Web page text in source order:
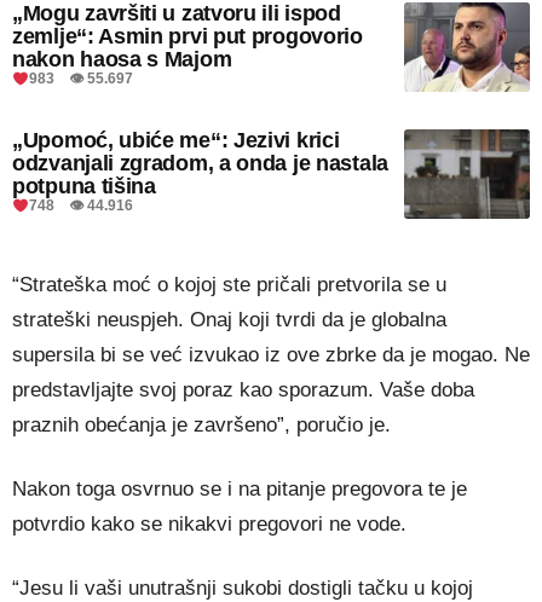
„Mogu završiti u zatvoru ili ispod
zemlje“: Asmin prvi put progovorio
nakon haosa s Majom
983 👁 55.697
„Upomoć, ubiće me“: Jezivi krici
odzvanjali zgradom, a onda je nastala
potpuna tišina
748 👁 44.916
“Strateška moć o kojoj ste pričali pretvorila se u
strateški neuspjeh. Onaj koji tvrdi da je globalna
supersila bi se već izvukao iz ove zbrke da je mogao. Ne
predstavljajte svoj poraz kao sporazum. Vaše doba
praznih obećanja je završeno”, poručio je.
Nakon toga osvrnuo se i na pitanje pregovora te je
potvrdio kako se nikakvi pregovori ne vode.
“Jesu li vaši unutrašnji sukobi dostigli tačku u kojoj